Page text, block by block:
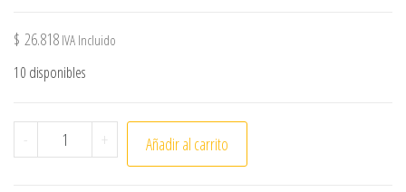
$ 26.818 IVA Incluido
10 disponibles
- Cart.DeskJ.#662,col,Original 2511 cantidad
+ Añadir al carrito